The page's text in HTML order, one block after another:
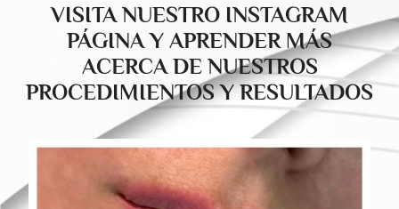
VISITA NUESTRO INSTAGRAM
PÁGINA Y APRENDER MÁS
ACERCA DE NUESTROS
PROCEDIMIENTOS Y RESULTADOS
drducu.clinics
Jul 30